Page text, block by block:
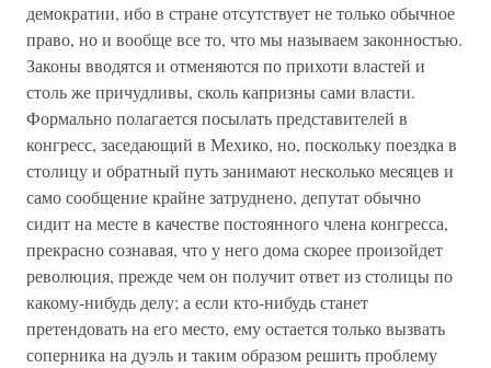
демократии, ибо в стране отсутствует не только обычное
право, но и вообще все то, что мы называем законностью.
Законы вводятся и отменяются по прихоти властей и
столь же причудливы, сколь капризны сами власти.
Формально полагается посылать представителей в
конгресс, заседающий в Мехико, но, поскольку поездка в
столицу и обратный путь занимают несколько месяцев и
само сообщение крайне затруднено, депутат обычно
сидит на месте в качестве постоянного члена конгресса,
прекрасно сознавая, что у него дома скорее произойдет
революция, прежде чем он получит ответ из столицы по
какому-нибудь делу; а если кто-нибудь станет
претендовать на его место, ему остается только вызвать
соперника на дуэль и таким образом решить проблему